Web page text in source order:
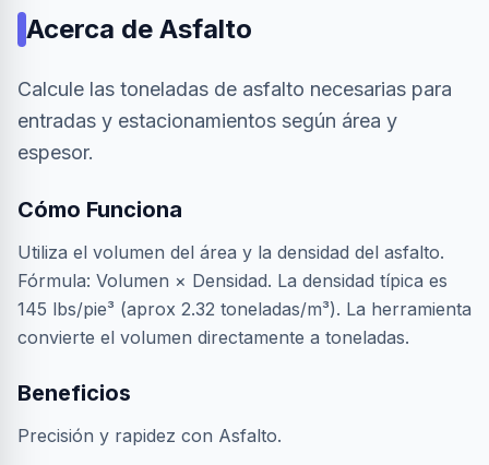
Acerca de Asfalto
Calcule las toneladas de asfalto necesarias para
entradas y estacionamientos según área y
espesor.
Cómo Funciona
Utiliza el volumen del área y la densidad del asfalto.
Fórmula: Volumen × Densidad. La densidad típica es
145 lbs/pie³ (aprox 2.32 toneladas/m³). La herramienta
convierte el volumen directamente a toneladas.
Beneficios
Precisión y rapidez con Asfalto.